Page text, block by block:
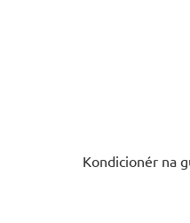
Kondicionér na